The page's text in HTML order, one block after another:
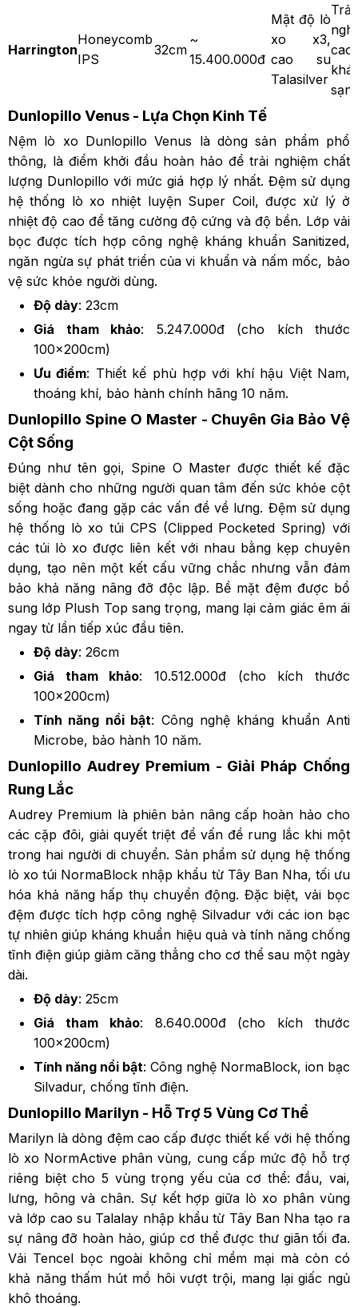
Harrington
Honeycomb
IPS
32cm
~
15.400.000đ
Mật độ lò
xo x3,
cao su
Talasilver
Trải
Dunlopillo Venus - Lựa Chọn Kinh Tế
Nệm lò xo Dunlopillo Venus là dòng sản phẩm phổ
thông, là điểm khởi đầu hoàn hảo để trải nghiệm chất
lượng Dunlopillo với mức giá hợp lý nhất. Đệm sử dụng
hệ thống lò xo nhiệt luyện Super Coil, được xử lý ở
nhiệt độ cao để tăng cường độ cứng và độ bền. Lớp vải
bọc được tích hợp công nghệ kháng khuẩn Sanitized,
ngăn ngừa sự phát triển của vi khuẩn và nấm mốc, bảo
vệ sức khỏe người dùng.
Độ dày: 23cm
Giá tham khảo: 5.247.000đ (cho kích thước
100x200cm)
Ưu điểm: Thiết kế phù hợp với khí hậu Việt Nam,
thoáng khí, bảo hành chính hãng 10 năm.
Dunlopillo Spine O Master - Chuyên Gia Bảo Vệ
Cột Sống
Đúng như tên gọi, Spine O Master được thiết kế đặc
biệt dành cho những người quan tâm đến sức khỏe cột
sống hoặc đang gặp các vấn đề về lưng. Đệm sử dụng
hệ thống lò xo túi CPS (Clipped Pocketed Spring) với
các túi lò xo được liên kết với nhau bằng kẹp chuyên
dụng, tạo nên một kết cấu vững chắc nhưng vẫn đảm
bảo khả năng nâng đỡ độc lập. Bề mặt đệm được bổ
sung lớp Plush Top sang trọng, mang lại cảm giác êm ái
ngay từ lần tiếp xúc đầu tiên.
Độ dày: 26cm
Giá tham khảo: 10.512.000đ (cho kích thước
100x200cm)
Tính năng nổi bật: Công nghệ kháng khuẩn Anti
Microbe, bảo hành 10 năm.
Dunlopillo Audrey Premium - Giải Pháp Chống
Rung Lắc
Audrey Premium là phiên bản nâng cấp hoàn hảo cho
các cặp đôi, giải quyết triệt để vấn đề rung lắc khi một
trong hai người di chuyển. Sản phẩm sử dụng hệ thống
lò xo túi NormaBlock nhập khẩu từ Tây Ban Nha, tối ưu
hóa khả năng hấp thụ chuyển động. Đặc biệt, vải bọc
đệm được tích hợp công nghệ Silvadur với các ion bạc
tự nhiên giúp kháng khuẩn hiệu quả và tính năng chống
tĩnh điện giúp giảm căng thẳng cho cơ thể sau một ngày
dài.
Độ dày: 25cm
Giá tham khảo: 8.640.000đ (cho kích thước
100x200cm)
Tính năng nổi bật: Công nghệ NormaBlock, ion bạc
Silvadur, chống tĩnh điện.
Dunlopillo Marilyn - Hỗ Trợ 5 Vùng Cơ Thể
Marilyn là dòng đệm cao cấp được thiết kế với hệ thống
lò xo NormActive phân vùng, cung cấp mức độ hỗ trợ
riêng biệt cho 5 vùng trọng yếu của cơ thể: đầu, vai,
lưng, hông và chân. Sự kết hợp giữa lò xo phân vùng
và lớp cao su Talalay nhập khẩu từ Tây Ban Nha tạo ra
sự nâng đỡ hoàn hảo, giúp cơ thể được thư giãn tối đa.
Vải Tencel bọc ngoài không chỉ mềm mại mà còn có
khả năng thấm hút mồ hôi vượt trội, mang lại giấc ngủ
khô thoáng.